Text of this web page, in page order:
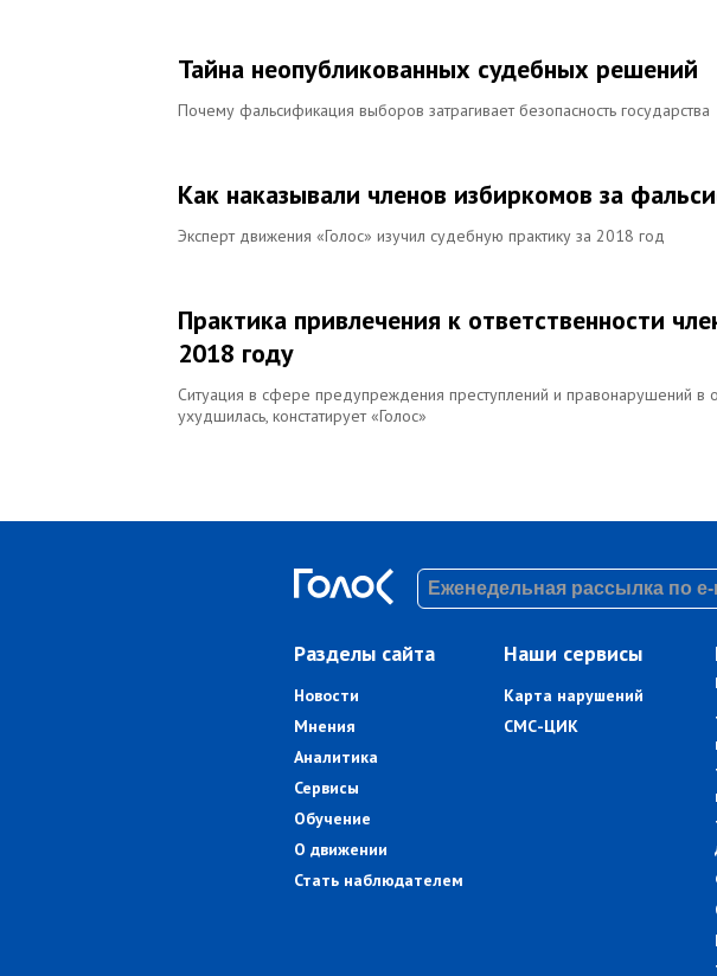
Тайна неопубликованных судебных решений
Почему фальсификация выборов затрагивает безопасность государства
Как наказывали членов избиркомов за
Эксперт движения «Голос» изучил судебную практику за 2018 год
Практика привлечения к ответственности
2018 году
Ситуация в сфере предупреждения преступлений и правонарушений в
ухудшилась, констатирует «Голос»
Разделы сайта
Новости
Мнения
Аналитика
Сервисы
Обучение
О движении
Стать наблюдателем
Наши сервисы
Карта нарушений
СМС-ЦИК